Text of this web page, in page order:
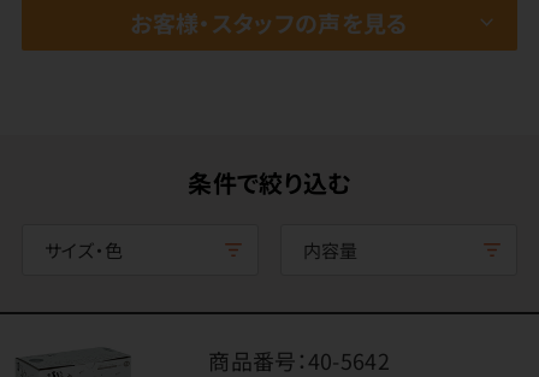
お客様・スタッフの声を見る
条件で絞り込む
サイズ・色 内容量
商品番号：40-5642